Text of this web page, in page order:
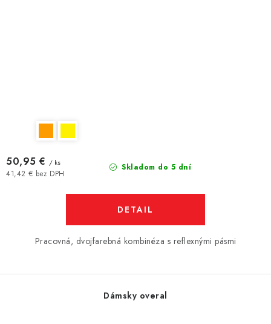
Skladom do 5 dní
41,42 € bez DPH
50,95 € / ks
DETAIL
Pracovná, dvojfarebná kombinéza s reflexnými pásmi
Dámsky overal